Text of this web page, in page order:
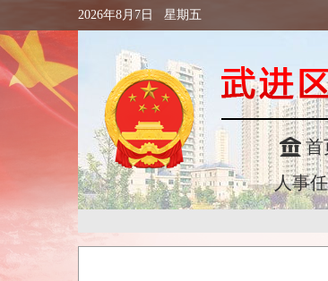
2026年8月7日 星期五
首
人事